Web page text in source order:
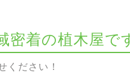
着の植木屋で
ください！